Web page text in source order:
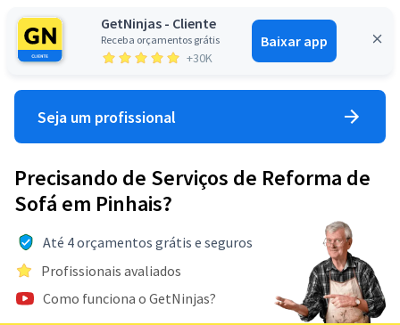
GetNinjas - Cliente
Receba orçamentos grátis
+30K
Baixar app
Entrar
Seja um profissional
Precisando de Serviços de Reforma de
Sofá em Pinhais?
Até 4 orçamentos grátis e seguros
Profissionais avaliados
Como funciona o GetNinjas?